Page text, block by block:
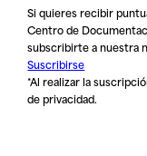
Si quieres recibir
Centro de
subscribirte a nuestra
Suscribirse
*Al realizar la
de privacidad.